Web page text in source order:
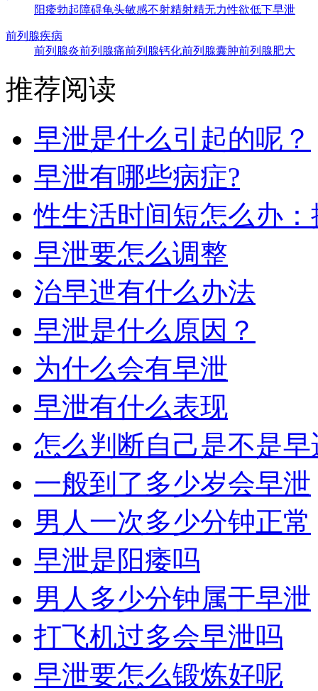
阳痿勃起障碍龟头敏感不射精射精无力性欲低下早泄
前列腺疾病
前列腺炎前列腺痛前列腺钙化前列腺囊肿前列腺肥大
推荐阅读
早泄是什么引起的呢？
早泄有哪些病症?
性生活时间短怎么办
早泄要怎么调整
治早迣有什么办法
早泄是什么原因？
为什么会有早泄
早泄有什么表现
怎么判断自己是不是早
一般到了多少岁会早泄
男人一次多少分钟正常
早泄是阳痿吗
男人多少分钟属于早泄
打飞机过多会早泄吗
早泄要怎么锻炼好呢